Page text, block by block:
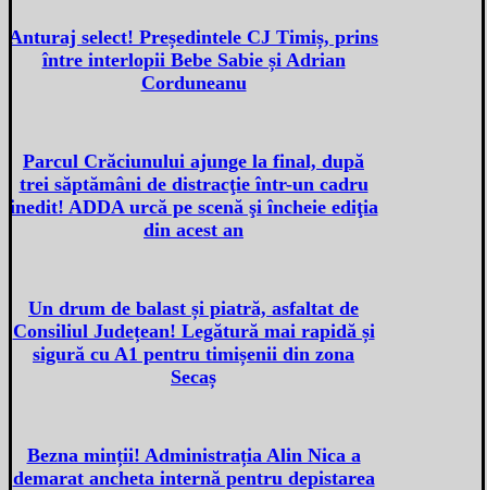
Anturaj select! Președintele CJ Timiș, prins
între interlopii Bebe Sabie și Adrian
Corduneanu
Parcul Crăciunului ajunge la final, după
trei săptămâni de distracţie într-un cadru
inedit! ADDA urcă pe scenă şi încheie ediţia
din acest an
Un drum de balast și piatră, asfaltat de
Consiliul Județean! Legătură mai rapidă și
sigură cu A1 pentru timișenii din zona
Secaș
Bezna minții! Administrația Alin Nica a
demarat ancheta internă pentru depistarea